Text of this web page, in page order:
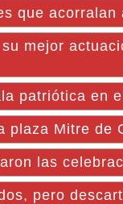
que acorralan
mejor
patriótica en
plaza Mitre de
las
pero